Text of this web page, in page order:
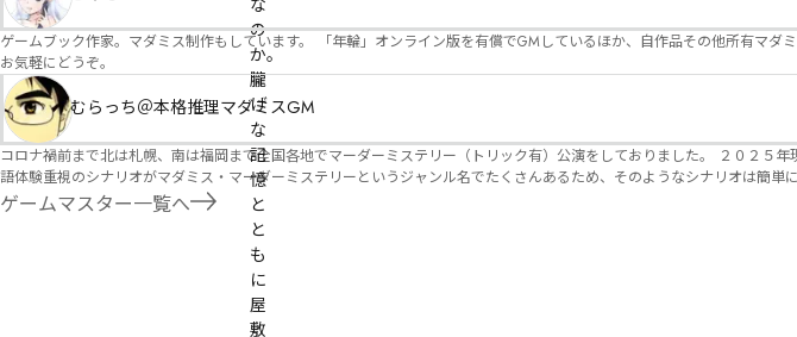
の
か。
朧
げ
な
記
憶
と
と
も
に
屋
敷
ゲームブック作家。マダミス制作もしています。 「年輪」オンライン版を有償でGMしているほか、自作品その他所有マダ
お気軽にどうぞ。
むらっち＠本格推理マダミスGM
コロナ禍前まで北は札幌、南は福岡まで全国各地でマーダーミステリー（トリック有）公演をしておりました。 ２０２５年現在、たくさんのマダミスシナリオが増えました。 エモい物
語体験重視のシナリオがマダミス・マーダーミステリーというジャンル名でたくさんあるため、そのようなシナリオは簡単に遊べます。 しかし、２～３時間ずっと考え
たことないトリックが解ける閃きや犯人として逃げ切る楽しみのある本格推理マーダーミステリーを見つけることが難しくなっていませんか？ そんな本格推
ゲームマスター一覧へ